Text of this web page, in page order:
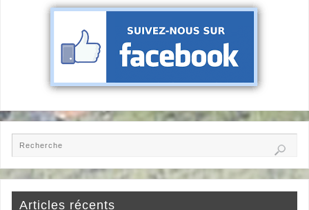
Articles récents